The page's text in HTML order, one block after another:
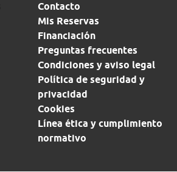
Contacto
Mis Reservas
Financiación
Preguntas frecuentes
Condiciones y aviso legal
Política de seguridad y
privacidad
Cookies
Línea ética y cumplimiento
normativo